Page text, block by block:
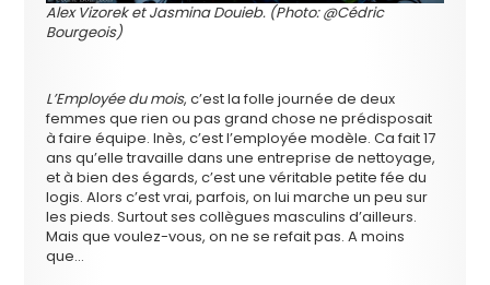
Alex Vizorek et Jasmina Douieb. (Photo: @Cédric
Bourgeois)
L’Employée du mois, c’est la folle journée de deux
femmes que rien ou pas grand chose ne prédisposait
à faire équipe. Inès, c’est l’employée modèle. Ca fait 17
ans qu’elle travaille dans une entreprise de nettoyage,
et à bien des égards, c’est une véritable petite fée du
logis. Alors c’est vrai, parfois, on lui marche un peu sur
les pieds. Surtout ses collègues masculins d’ailleurs.
Mais que voulez-vous, on ne se refait pas. A moins
que…